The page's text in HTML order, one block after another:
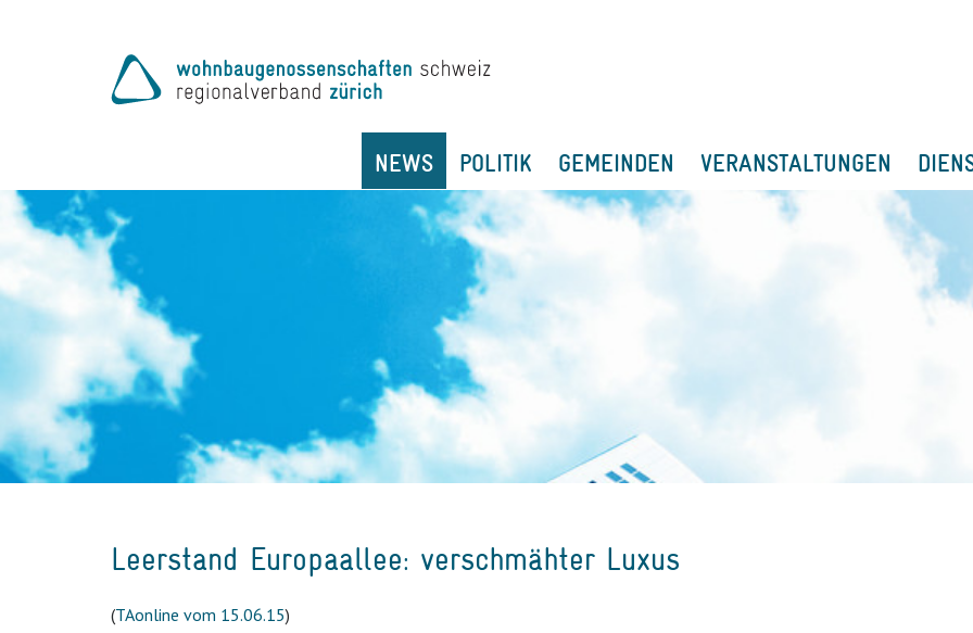
NEWS POLITIK GEMEINDEN VERANSTALTUNGEN
Leerstand Europaallee: verschmähter Luxus
(TAonline vom 15.06.15)